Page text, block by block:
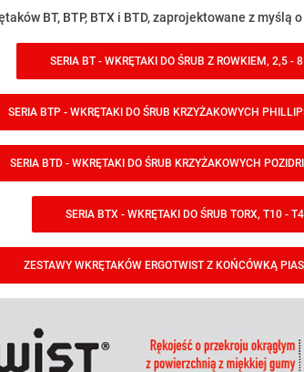
BT, BTP, BTX i BTD, zaprojektowane z myślą
SERIA BT - WKRĘTAKI DO ŚRUB Z ROWKIEM, 2,5 -
SERIA BTP - WKRĘTAKI DO ŚRUB KRZYŻAKOWYCH
SERIA BTD - WKRĘTAKI DO ŚRUB KRZYŻAKOWYCH
SERIA BTX - WKRĘTAKI DO ŚRUB TORX, T10 -
ZESTAWY WKRĘTAKÓW ERGOTWIST Z KOŃCÓWKĄ